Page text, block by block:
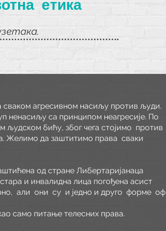
сваком агресивном насиљу против људи.
ненасиљу са принципом неагресије. По
људском бићу, због чега стојимо против
Желимо да заштитимо права сваки
од стране Либертаријанаца
и инвалидна лица погођена асист
али они су и једно и друго форме оф
само питање телесних права.